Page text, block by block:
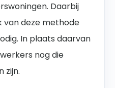
Daarbij
van deze methode
In plaats daarvan
nog die
zijn.